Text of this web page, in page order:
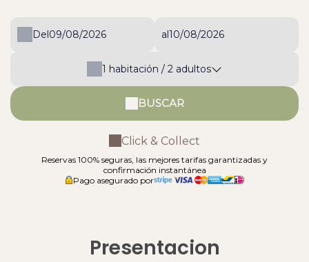
Del al
1 habitación / 2 adultos
BUSCAR
Click & Collect
Reservas 100% seguras, las mejores tarifas garantizadas y
confirmación instantánea
Pago asegurado por
Presentacion